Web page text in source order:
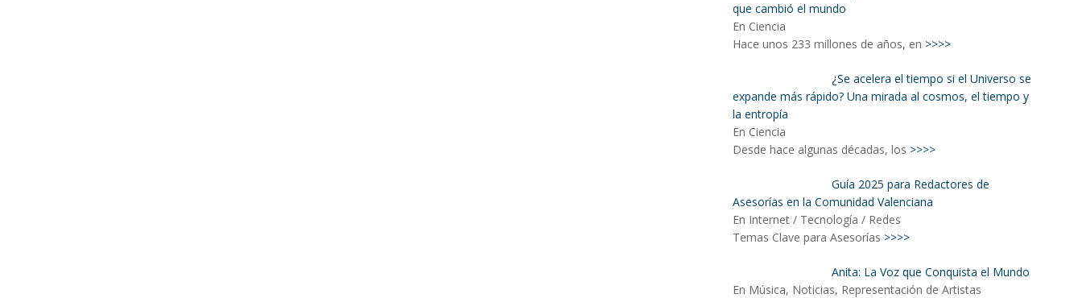
que cambió el mundo
En Ciencia
Hace unos 233 millones de años, en >>>>
¿Se acelera el tiempo si el Universo se
expande más rápido? Una mirada al cosmos, el tiempo y
la entropía
En Ciencia
Desde hace algunas décadas, los >>>>
Guía 2025 para Redactores de
Asesorías en la Comunidad Valenciana
En Internet / Tecnología / Redes
Temas Clave para Asesorías >>>>
Anita: La Voz que Conquista el Mundo
En Música, Noticias, Representación de Artistas